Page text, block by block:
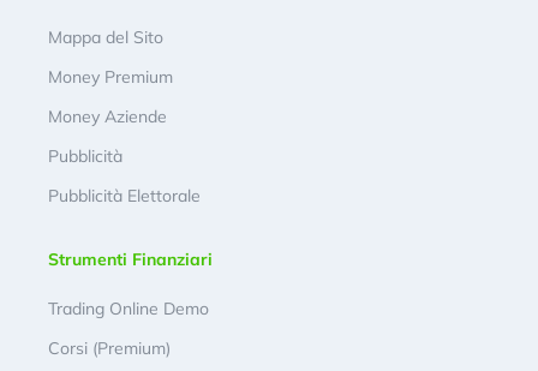
Mappa del Sito
Money Premium
Money Aziende
Pubblicità
Pubblicità Elettorale
Strumenti Finanziari
Trading Online Demo
Corsi (Premium)